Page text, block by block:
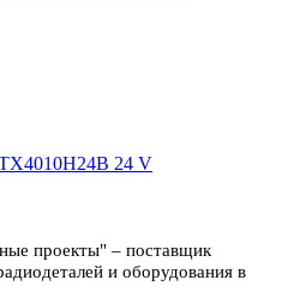
24 V
проекты" – поставщик
и оборудования в